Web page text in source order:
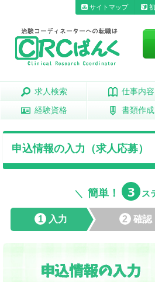
サイトマップ
求人検索
求人検索 仕事内容
仕事内容
経験資格
経験資格 書類作成
書類作成
申込情報の入力（求人応募）
＼ 簡単！ 3 ス
1 入力 2 確認